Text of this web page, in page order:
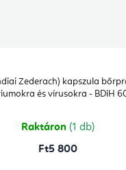
Zederach) kapszula
és vírusokra - BDiH
Raktáron (1 db)
Ft5 800